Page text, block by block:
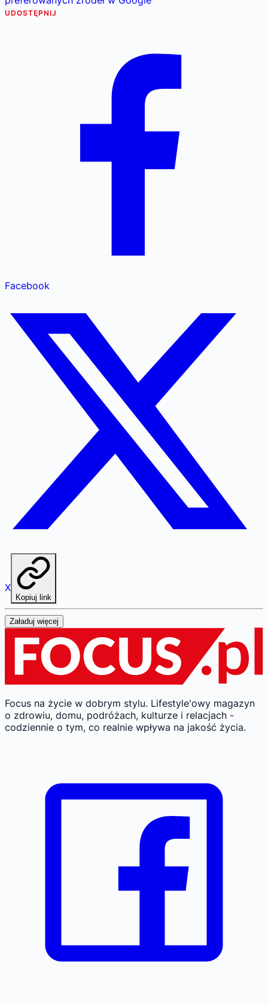
UDOSTĘPNIJ
Facebook
X
Kopiuj link
Załaduj więcej
Focus na życie w dobrym stylu. Lifestyle'owy magazyn
o zdrowiu, domu, podróżach, kulturze i relacjach -
codziennie o tym, co realnie wpływa na jakość życia.